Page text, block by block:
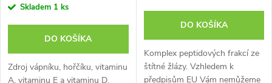
cena:Skladem 1 ks
DO KOŠÍKA
Zdroj vápníku, hořčíku, vitaminu
A, vitaminu E a vitaminu D.
DO KOŠÍKA
Komplex peptidových frakcí ze
štítné žlázy. Vzhledem k
předpisům EU Vám nemůžeme